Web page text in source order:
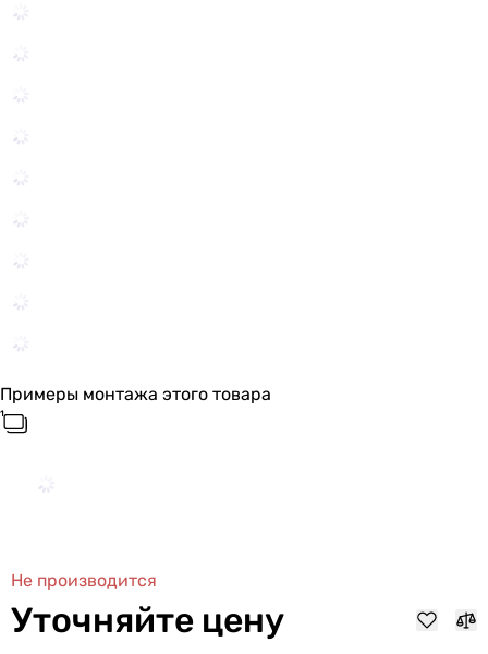
Примеры монтажа этого товара
Не производится
Уточняйте цену